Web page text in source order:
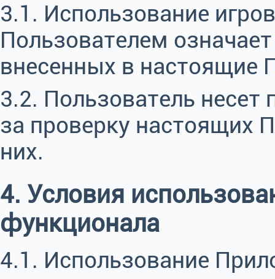
3.1. Использование
Пользователем
внесенных в настоящие
3.2. Пользователь несет
за проверку настоящих
них.
4. Условия
функционала
4.1. Использование